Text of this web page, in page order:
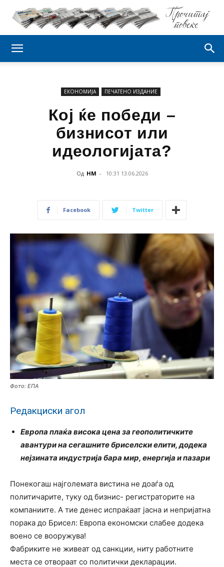
ЕКОНОМИЈА ПЕЧАТЕНО ИЗДАНИЕ
Кој ќе победи –
бизнисот или
идеологијата?
Од НМ - 10:31 13.06.2026
Facebook Twitter
Фото: ЕПА
Редакциски агол
Европа плаќа висока цена за геополитичките
авантури на сегашните бриселски елити, додека
нејзината индустрија бара мир, енергија и пазари
Понекогаш најголемата вистина не доаѓа од
политичарите, туку од бизнис- регистраторите на
компаниите. А тие денес испраќаат јасна и непријатна
порака до Брисел: Европа економски слабее додека
воено се вооружува!
Фабриките не живеат од санкции, ниту работните
места се отвораат со политички декларации.